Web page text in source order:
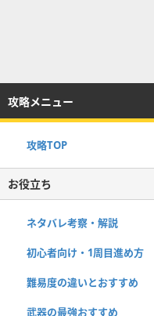
攻略メニュー
攻略TOP
お役立ち
ネタバレ考察・解説
初心者向け・1周目進め方
難易度の違いとおすすめ
武器の最強おすすめ